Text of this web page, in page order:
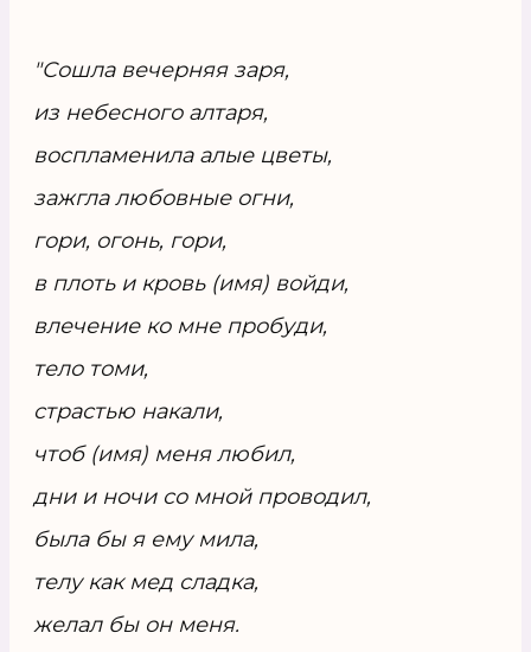
"Сошла вечерняя заря,
из небесного алтаря,
воспламенила алые цветы,
зажгла любовные огни,
гори, огонь, гори,
в плоть и кровь (имя) войди,
влечение ко мне пробуди,
тело томи,
страстью накали,
чтоб (имя) меня любил,
дни и ночи со мной проводил,
была бы я ему мила,
телу как мед сладка,
желал бы он меня.